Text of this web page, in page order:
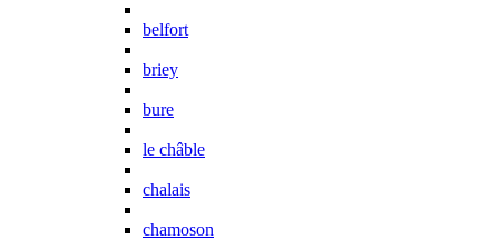
belfort
briey
bure
le châble
chalais
chamoson